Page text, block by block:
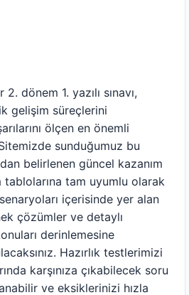
dönem 1. yazılı sınavı,
gelişim süreçlerini
ölçen en önemli
sunduğumuz bu
belirlenen güncel kazanım
tablolarına tam uyumlu olarak
senaryoları içerisinde yer alan
çözümler ve detaylı
derinlemesine
Hazırlık testlerimizi
karşınıza çıkabilecek soru
ve eksiklerinizi hızla